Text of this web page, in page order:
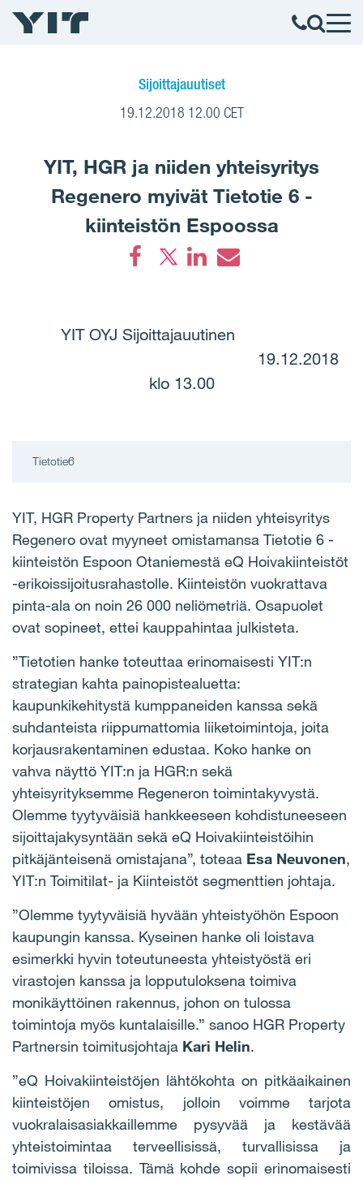
Sijoittajauutiset
19.12.2018 12.00 CET
YIT, HGR ja niiden yhteisyritys
Regenero myivät Tietotie 6 -
kiinteistön Espoossa
YIT OYJ Sijoittajauutinen
19.12.2018
klo 13.00
Tietotie6
YIT, HGR Property Partners ja niiden yhteisyritys
Regenero ovat myyneet omistamansa Tietotie 6 -
kiinteistön Espoon Otaniemestä eQ Hoivakiinteistöt
-erikoissijoitusrahastolle. Kiinteistön vuokrattava
pinta-ala on noin 26 000 neliömetriä. Osapuolet
ovat sopineet, ettei kauppahintaa julkisteta.
”Tietotien hanke toteuttaa erinomaisesti YIT:n
strategian kahta painopistealuetta:
kaupunkikehitystä kumppaneiden kanssa sekä
suhdanteista riippumattomia liiketoimintoja, joita
korjausrakentaminen edustaa. Koko hanke on
vahva näyttö YIT:n ja HGR:n sekä
yhteisyrityksemme Regeneron toimintakyvystä.
Olemme tyytyväisiä hankkeeseen kohdistuneeseen
sijoittajakysyntään sekä eQ Hoivakiinteistöihin
pitkäjänteisenä omistajana”, toteaa Esa Neuvonen,
YIT:n Toimitilat- ja Kiinteistöt segmenttien johtaja.
”Olemme tyytyväisiä hyvään yhteistyöhön Espoon
kaupungin kanssa. Kyseinen hanke oli loistava
esimerkki hyvin toteutuneesta yhteistyöstä eri
virastojen kanssa ja lopputuloksena toimiva
monikäyttöinen rakennus, johon on tulossa
toimintoja myös kuntalaisille.” sanoo HGR Property
Partnersin toimitusjohtaja Kari Helin.
”eQ Hoivakiinteistöjen lähtökohta on pitkäaikainen
kiinteistöjen omistus, jolloin voimme tarjota
vuokralaisasiakkaillemme pysyvää ja kestävää
yhteistoimintaa terveellisissä, turvallisissa ja
toimivissa tiloissa. Tämä kohde sopii erinomaisesti